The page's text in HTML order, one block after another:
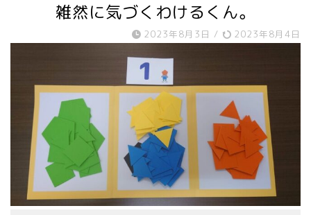
雑然に気づくわけるくん。
2023年8月3日 / 2023年8月4日